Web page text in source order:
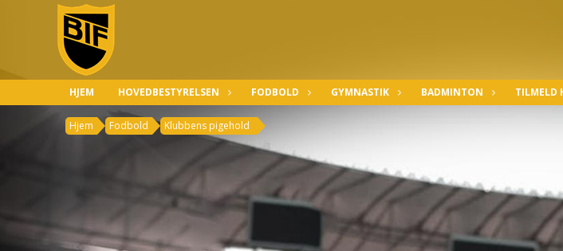
HJEM HOVEDBESTYRELSEN FODBOLD GYMNASTIK BADMINTON TILMELD
Hjem Fodbold Klubbens pigehold